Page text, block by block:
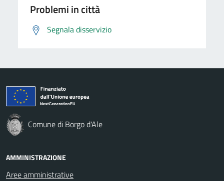
Problemi in città
Segnala disservizio
Comune di Borgo d'Ale
AMMINISTRAZIONE
Aree amministrative